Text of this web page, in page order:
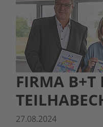
FIRMA B+T
27.08.2024